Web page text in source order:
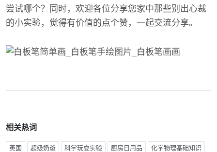
尝试哪个？同时，欢迎各位分享您家中那些别出心裁
的小实验，觉得有价值的点个赞，一起交流分享。
相关热词
英国 超级奶爸 科学玩耍实验 厨房日用品 化学物理基础知识